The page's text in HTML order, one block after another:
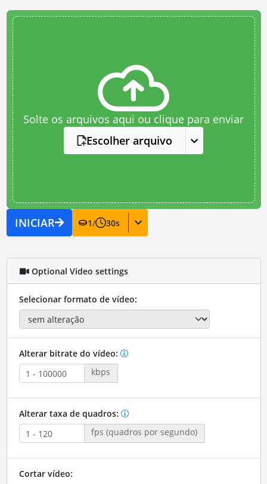
Solte os arquivos aqui ou clique para enviar
Escolher arquivo
INICIAR 1/ 30s
Optional Video settings
Selecionar formato de vídeo:
Alterar bitrate do vídeo:
kbps
Alterar taxa de quadros:
fps (quadros por segundo)
Cortar vídeo: